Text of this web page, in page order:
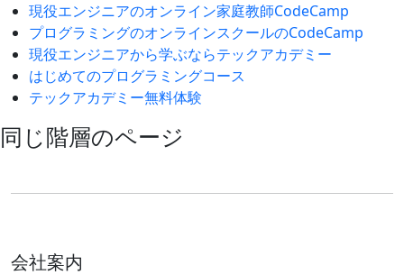
現役エンジニアのオンライン家庭教師CodeCamp
プログラミングのオンラインスクールのCodeCamp
現役エンジニアから学ぶならテックアカデミー
はじめてのプログラミングコース
テックアカデミー無料体験
同じ階層のページ
会社案内